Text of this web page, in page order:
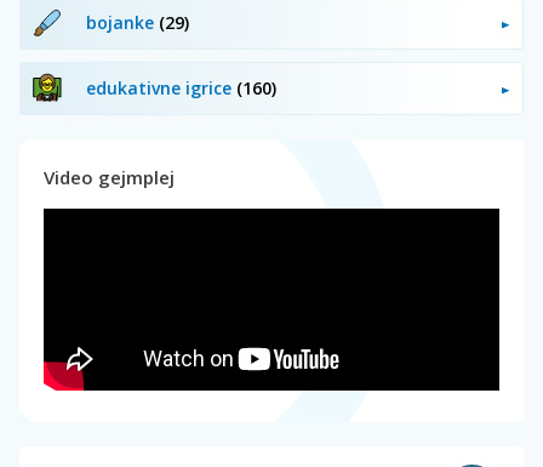
bojanke (29)
edukativne igrice (160)
Video gejmplej